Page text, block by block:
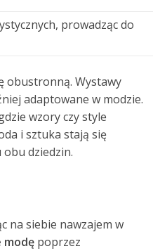
prowadząc do
obustronną. Wystawy
adaptowane w modzie.
wzory czy style
i sztuka stają się
dziedzin.
na siebie nawzajem w
modę poprzez